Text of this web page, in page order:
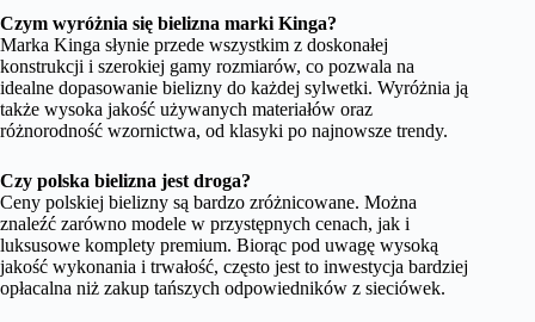
Czym wyróżnia się bielizna marki Kinga?
Marka Kinga słynie przede wszystkim z doskonałej
konstrukcji i szerokiej gamy rozmiarów, co pozwala na
idealne dopasowanie bielizny do każdej sylwetki. Wyróżnia ją
także wysoka jakość używanych materiałów oraz
różnorodność wzornictwa, od klasyki po najnowsze trendy.
Czy polska bielizna jest droga?
Ceny polskiej bielizny są bardzo zróżnicowane. Można
znaleźć zarówno modele w przystępnych cenach, jak i
luksusowe komplety premium. Biorąc pod uwagę wysoką
jakość wykonania i trwałość, często jest to inwestycja bardziej
opłacalna niż zakup tańszych odpowiedników z sieciówek.